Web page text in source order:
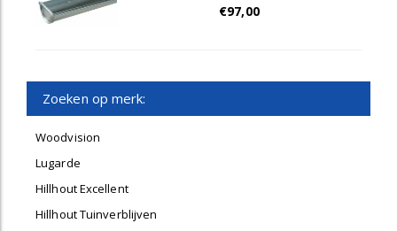
€97,00
Zoeken op merk:
Woodvision
Lugarde
Hillhout Excellent
Hillhout Tuinverblijven